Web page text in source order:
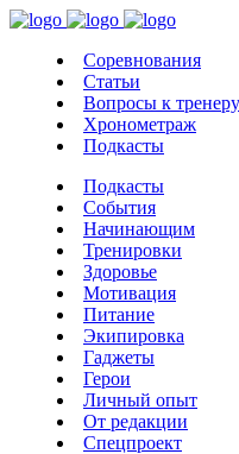
Соревнования
Статьи
Вопросы к тренеру
Хронометраж
Подкасты
Подкасты
События
Начинающим
Тренировки
Здоровье
Мотивация
Питание
Экипировка
Гаджеты
Герои
Личный опыт
От редакции
Спецпроект